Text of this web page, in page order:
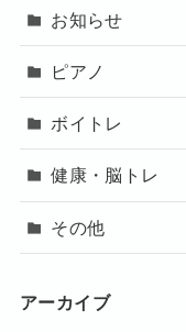
お知らせ
ピアノ
ボイトレ
健康・脳トレ
その他
アーカイブ